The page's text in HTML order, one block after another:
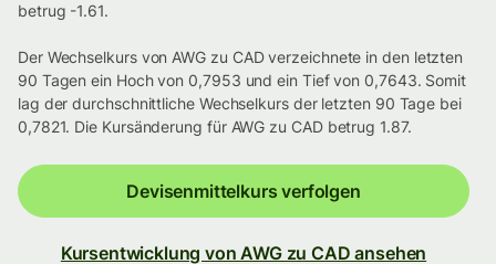
betrug -1.61.
Der Wechselkurs von AWG zu CAD verzeichnete in den letzten
90 Tagen ein Hoch von 0,7953 und ein Tief von 0,7643. Somit
lag der durchschnittliche Wechselkurs der letzten 90 Tage bei
0,7821. Die Kursänderung für AWG zu CAD betrug 1.87.
Devisenmittelkurs verfolgen
Kursentwicklung von AWG zu CAD ansehen